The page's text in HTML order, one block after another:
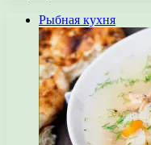
Рыбная кухня